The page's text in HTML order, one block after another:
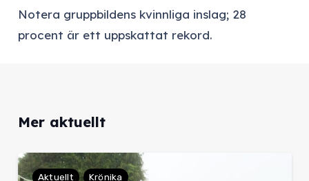
Notera gruppbildens kvinnliga inslag; 28
procent är ett uppskattat rekord.
Mer aktuellt
Aktuellt Krönika